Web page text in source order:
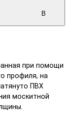
В
при помощи
профиля, на
ПВХ
москитной